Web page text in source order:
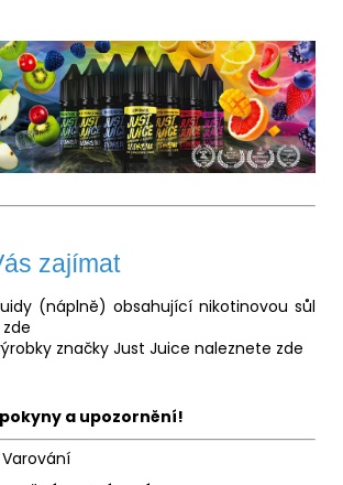
zajímat
(náplně) obsahující nikotinovou sůl
zde
značky Just Juice naleznete zde
a upozornění!
Varování